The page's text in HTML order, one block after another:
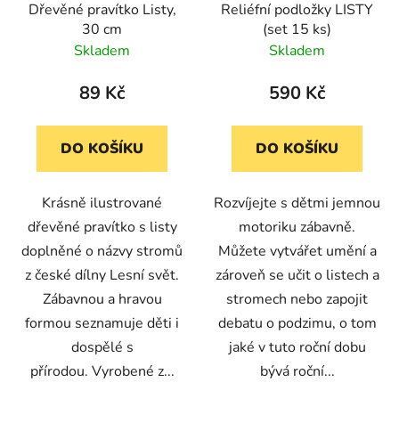
Dřevěné pravítko Listy,
30 cm
Skladem
89 Kč
DO KOŠÍKU
Krásně ilustrované
dřevěné pravítko s listy
doplněné o názvy stromů
z české dílny Lesní svět.
Zábavnou a hravou
formou seznamuje děti i
dospělé s
přírodou. Vyrobené z...
Reliéfní podložky LISTY
(set 15 ks)
Skladem
590 Kč
DO KOŠÍKU
Rozvíjejte s dětmi jemnou
motoriku zábavně.
Můžete vytvářet umění a
zároveň se učit o listech a
stromech nebo zapojit
debatu o podzimu, o tom
jaké v tuto roční dobu
bývá roční...